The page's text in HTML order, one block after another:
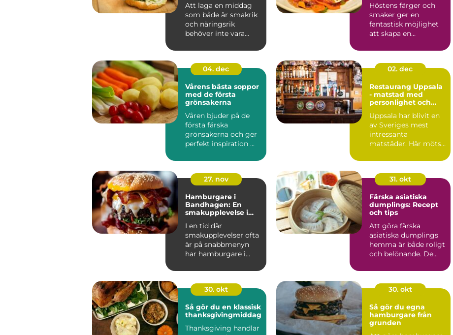
Att laga en middag
som både är smakrik
och näringsrik
behöver inte vara
Höstens färger och
smaker ger en
fantastisk möjlighet
att skapa en
04. dec
Vårens bästa soppor
med de första
grönsakerna
Våren bjuder på de
första färska
grönsakerna och ger
perfekt inspiration ...
02. dec
Restaurang Uppsala
- matstad med
personlighet och
Uppsala har blivit en
av Sveriges mest
intressanta
matstäder. Här möts
27. nov
Hamburgare i
Bandhagen: En
smakupplevelse i
I en tid där
smakupplevelser ofta
är på snabbmenyn
har hamburgare i
31. okt
Färska asiatiska
dumplings: Recept
och tips
Att göra färska
asiatiska dumplings
hemma är både roligt
och belönande. De...
30. okt
Så gör du en klassisk
thanksgivingmiddag
Thanksgiving handlar
30. okt
Så gör du egna
hamburgare från
grunden